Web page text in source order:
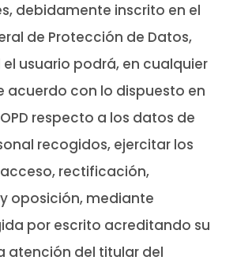
debidamente inscrito en el
de Protección de Datos,
usuario podrá, en cualquier
acuerdo con lo dispuesto en
respecto a los datos de
recogidos, ejercitar los
rectificación,
oposición, mediante
por escrito acreditando su
atención del titular del